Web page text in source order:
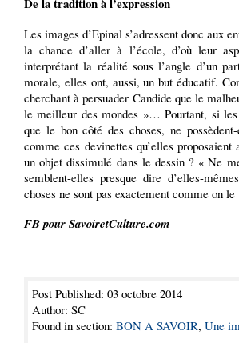
Les images d’Epinal s’adressent donc aux
la chance d’aller à l’école, d’où leur
interprétant la réalité sous l’angle d’un
morale, elles ont, aussi, un but éducatif.
cherchant à persuader Candide que le
le meilleur des mondes »… Pourtant, si
que le bon côté des choses, ne
comme ces devinettes qu’elles
un objet dissimulé dans le dessin ? « Ne
semblent-elles presque dire d’elles-
choses ne sont pas exactement comme on
FB pour SavoiretCulture.com
Post Published: 03 octobre 2014
Author: SC
Found in section: BON A SAVOIR, Une